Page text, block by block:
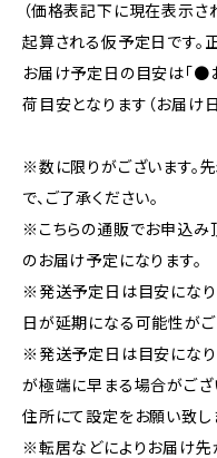
（価格表記下に現在表示
起算される仮予定日です。
お届け予定日の目安は「●
荷目安となります（お届け日
※数に限りがございます。
で、ご了承ください。
※こちらの通販でお申込み
のお届け予定になります。
※発送予定日は目安になり
日が延期になる可能性がご
※発送予定日は目安になり
が極端に早まる場合がござ
住所にて設定をお願い致し
※転居などによりお届け先